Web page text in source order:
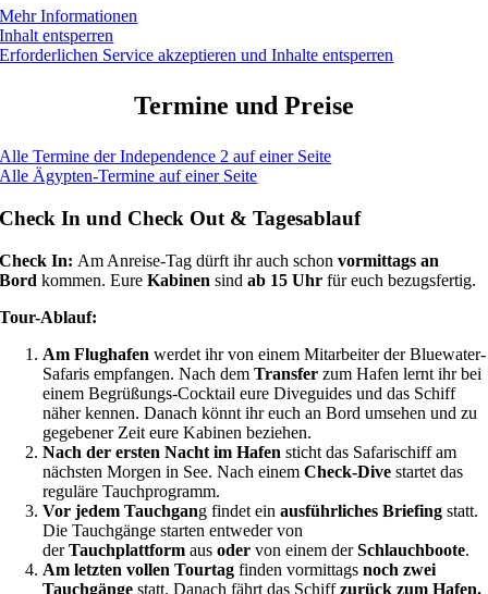
Mehr Informationen
Inhalt entsperren
Erforderlichen Service akzeptieren und Inhalte entsperren
Termine und Preise
Alle Termine der Independence 2 auf einer Seite
Alle Ägypten-Termine auf einer Seite
Check In und Check Out & Tagesablauf
Check In: Am Anreise-Tag dürft ihr auch schonvormittags an
Bord kommen. EureKabinen sindab 15 Uhr für euch bezugsfertig.
Tour-Ablauf:
Am Flughafen werdet ihr von einem Mitarbeiter der Bluewater-
Safaris empfangen. Nach demTransfer zum Hafen lernt ihr bei
einem Begrüßungs-Cocktail eure Diveguides und das Schiff
näher kennen. Danach könnt ihr euch an Bord umsehen und zu
gegebener Zeit eure Kabinen beziehen.
Nach der ersten Nacht im Hafen sticht das Safarischiff am
nächsten Morgen in See. Nach einemCheck-Dive startet das
reguläre Tauchprogramm.
Vor jedem Tauchgang findet einausführliches Briefing statt.
Die Tauchgänge starten entweder von
derTauchplattform ausoder von einem derSchlauchboote.
Am letzten vollen Tourtag finden vormittagsnoch zwei
Tauchgänge statt. Danach fährt das Schiffzurück zum Hafen.